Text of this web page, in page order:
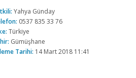
Yahya Günday
0537 835 33 76
Türkiye
Gümüşhane
Tarihi: 14 Mart 2018 11:41